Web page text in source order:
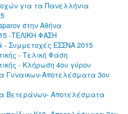
για τα Πανελλήνια
στην Αθήνα
-ΤΕΛΙΚΗ ΦΑΣΗ
Συμμετοχές ΕΣΣΝΑ 2015
- Τελική Φάση
- Κλήρωση 4ου γύρου
Γυναικων-Αποτελέσματα 3ου
Βετεράνων- Αποτελέσματα